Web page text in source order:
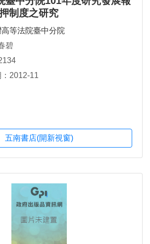
制度之研究
等法院臺中分院
碧
2012-11
五南書店(開新視窗)